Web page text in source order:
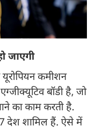
जाएगी
कमीशन
बॉडी है, जो
का काम करती है.
देश शामिल हैं. ऐसे में